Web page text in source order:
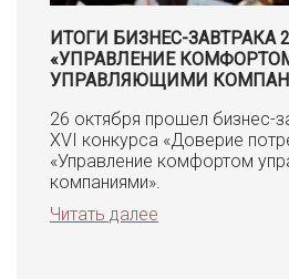
ИТОГИ БИЗНЕС-ЗАВТРАКА
«УПРАВЛЕНИЕ
УПРАВЛЯЮЩИМИ
26 октября прошел бизнес-
XVI конкурса «Доверие
«Управление комфортом
компаниями».
Читать далее